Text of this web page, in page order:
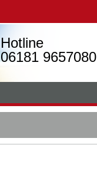
Hotline
06181 9657080